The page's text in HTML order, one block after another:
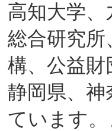
高知大学
総合研究所
構、公益財
静岡県、
ています